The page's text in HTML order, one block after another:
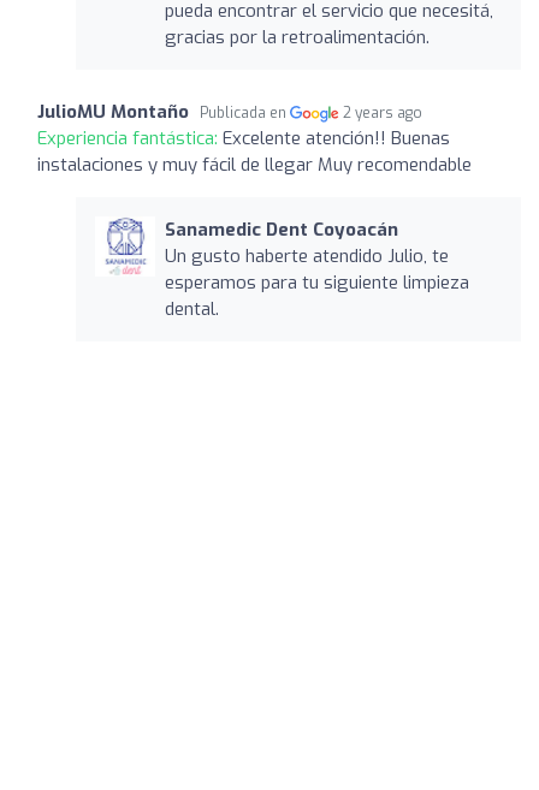
pueda encontrar el servicio que necesitá,
gracias por la retroalimentación.
JulioMU Montaño Publicada en 2 years ago
Experiencia fantástica: Excelente atención!! Buenas
instalaciones y muy fácil de llegar Muy recomendable
Sanamedic Dent Coyoacán
Un gusto haberte atendido Julio, te
esperamos para tu siguiente limpieza
dental.